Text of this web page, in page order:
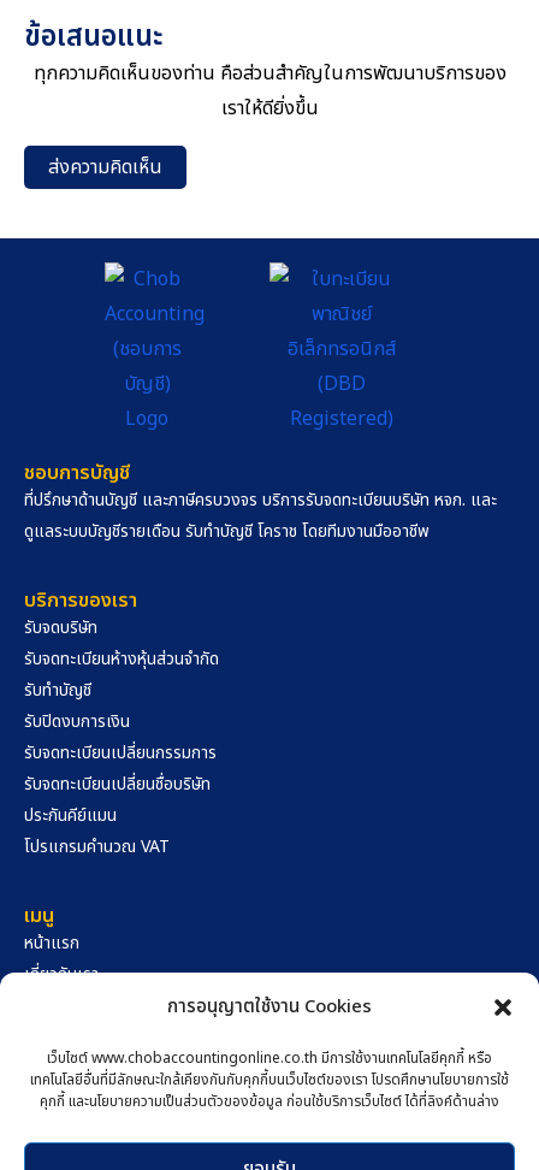
การอนุญาตใช้งาน Cookies
เว็บไซต์ www.chobaccountingonline.co.th มีการใช้งานเทคโนโลยีคุกกี้ หรือ
เทคโนโลยีอื่นที่มีลักษณะใกล้เคียงกันกับคุกกี้บนเว็บไซต์ของเรา โปรดศึกษานโยบายการใช้
คุกกี้ และนโยบายความเป็นส่วนตัวของข้อมูล ก่อนใช้บริการเว็บไซต์ ได้ที่ลิงค์ด้านล่าง
ข้อเสนอแนะ
ทุกความคิดเห็นของท่าน คือส่วนสำคัญในการพัฒนาบริการของ
เราให้ดียิ่งขึ้น
ส่งความคิดเห็น
ชอบการบัญชี
ที่ปรึกษาด้านบัญชี และภาษีครบวงจร บริการรับจดทะเบียนบริษัท หจก. และ
ดูแลระบบบัญชีรายเดือน รับทำบัญชี โคราช โดยทีมงานมืออาชีพ
บริการของเรา
รับจดบริษัท
รับจดทะเบียนห้างหุ้นส่วนจำกัด
รับทำบัญชี
รับปิดงบการเงิน
รับจดทะเบียนเปลี่ยนกรรมการ
รับจดทะเบียนเปลี่ยนชื่อบริษัท
ประกันคีย์แมน
โปรแกรมคำนวณ VAT
เมนู
หน้าแรก
เกี่ยวกับเรา
นโยบายการใช้คุกกี้
ติดต่อเรา
517/89 ถนนมิตรภาพ-หนองคาย ตำบลในเมือง อำเภอเมือง
สอบถามผ่าน Facebook
สอบถามผ่าน Line